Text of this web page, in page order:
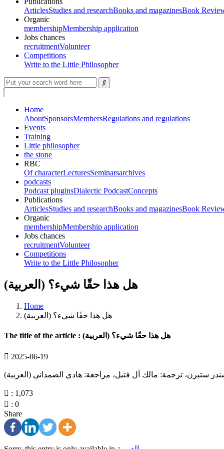
ArticlesStudies and researchBooks and magazinesBook
Organic
membershipMembership application
Jobs chances
recruitmentVolunteer
Competitions
Write to the Little Philosopher
Home
AboutSponsorsMembersRegulations and regulations
Events
Training
Little philosopher
the stone
RBC
Of characterLecturesSeminarsarchives
podcasts
Podcast pluginsDialectic PodcastConcepts
Publications
ArticlesStudies and researchBooks and magazinesBook
Organic
membershipMembership application
Jobs chances
recruitmentVolunteer
Competitions
Write to the Little Philosopher
(العربية) هل هذا حقًا شيء؟
Home
(العربية) هل هذا حقًا شيء؟
The title of the article : (العربية) هل هذا حقًا شيء؟
2025-06-19
ألكسندر ستيرن، ترجمة: مالك آل فتيل، مراجعة: هادي الصمداني
: 1,073
: 0
Share